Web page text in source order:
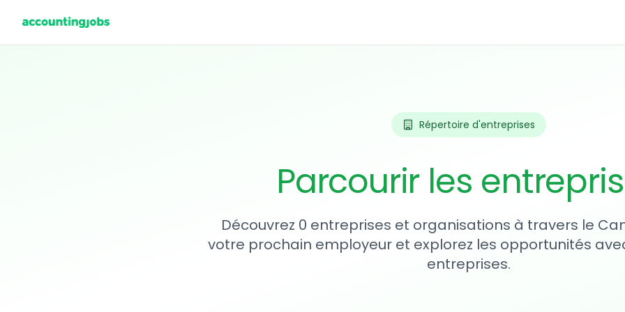
Répertoire d'entreprises
Parcourir les
Découvrez 0 entreprises et organisations à travers le
votre prochain employeur et explorez les opportunités
entreprises.